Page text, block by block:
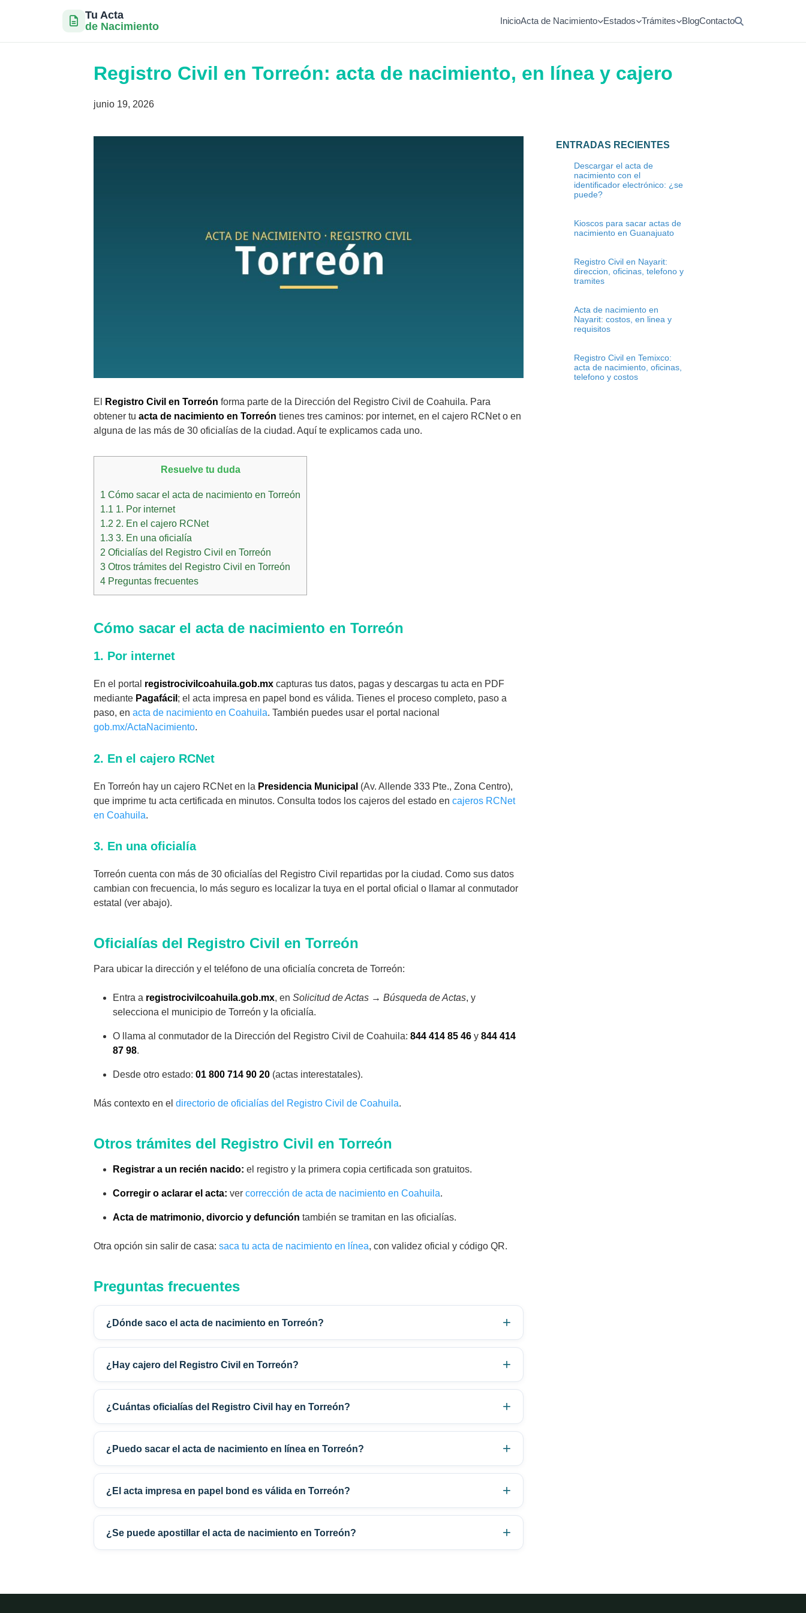
Tu Acta
de Nacimiento
InicioActa de Nacimiento Estados Trámites BlogContacto
Registro Civil en Torreón: acta de nacimiento, en línea y cajero
junio 19, 2026
El Registro Civil en Torreón forma parte de la Dirección del Registro Civil de Coahuila. Para
obtener tu acta de nacimiento en Torreón tienes tres caminos: por internet, en el cajero RCNet o en
alguna de las más de 30 oficialías de la ciudad. Aquí te explicamos cada uno.
Resuelve tu duda
1 Cómo sacar el acta de nacimiento en Torreón
1.1 1. Por internet
1.2 2. En el cajero RCNet
1.3 3. En una oficialía
2 Oficialías del Registro Civil en Torreón
3 Otros trámites del Registro Civil en Torreón
4 Preguntas frecuentes
Cómo sacar el acta de nacimiento en Torreón
1. Por internet
En el portal registrocivilcoahuila.gob.mx capturas tus datos, pagas y descargas tu acta en PDF
mediante Pagafácil ; el acta impresa en papel bond es válida. Tienes el proceso completo, paso a
paso, en acta de nacimiento en Coahuila. También puedes usar el portal nacional
gob.mx/ActaNacimiento.
2. En el cajero RCNet
En Torreón hay un cajero RCNet en la Presidencia Municipal (Av. Allende 333 Pte., Zona Centro),
que imprime tu acta certificada en minutos. Consulta todos los cajeros del estado en cajeros RCNet
en Coahuila.
3. En una oficialía
Torreón cuenta con más de 30 oficialías del Registro Civil repartidas por la ciudad. Como sus datos
cambian con frecuencia, lo más seguro es localizar la tuya en el portal oficial o llamar al conmutador
estatal (ver abajo).
Oficialías del Registro Civil en Torreón
Para ubicar la dirección y el teléfono de una oficialía concreta de Torreón:
Entra a registrocivilcoahuila.gob.mx, en Solicitud de Actas → Búsqueda de Actas, y
selecciona el municipio de Torreón y la oficialía.
O llama al conmutador de la Dirección del Registro Civil de Coahuila: 844 414 85 46 y 844 414
87 98.
Desde otro estado: 01 800 714 90 20 (actas interestatales).
Más contexto en el directorio de oficialías del Registro Civil de Coahuila.
Otros trámites del Registro Civil en Torreón
Registrar a un recién nacido: el registro y la primera copia certificada son gratuitos.
Corregir o aclarar el acta: ver corrección de acta de nacimiento en Coahuila.
Acta de matrimonio, divorcio y defunción también se tramitan en las oficialías.
Otra opción sin salir de casa: saca tu acta de nacimiento en línea, con validez oficial y código QR.
Preguntas frecuentes
¿Dónde saco el acta de nacimiento en Torreón?
¿Hay cajero del Registro Civil en Torreón?
¿Cuántas oficialías del Registro Civil hay en Torreón?
¿Puedo sacar el acta de nacimiento en línea en Torreón?
¿El acta impresa en papel bond es válida en Torreón?
¿Se puede apostillar el acta de nacimiento en Torreón?
ENTRADAS RECIENTES
Descargar el acta de
nacimiento con el
identificador electrónico: ¿se
puede?
Kioscos para sacar actas de
nacimiento en Guanajuato
Registro Civil en Nayarit:
direccion, oficinas, telefono y
tramites
Acta de nacimiento en
Nayarit: costos, en linea y
requisitos
Registro Civil en Temixco:
acta de nacimiento, oficinas,
telefono y costos